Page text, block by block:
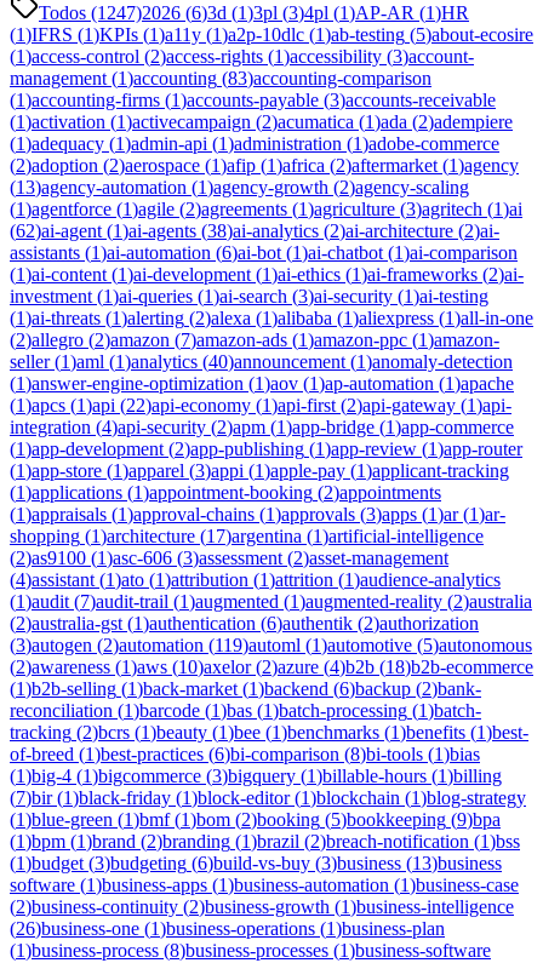
Todos (1247)2026 (6)3d (1)3pl (3)4pl (1)AP-AR (1)HR
(1)IFRS (1)KPIs (1)a11y (1)a2p-10dlc (1)ab-testing (5)about-ecosire
(1)access-control (2)access-rights (1)accessibility (3)account-
management (1)accounting (83)accounting-comparison
(1)accounting-firms (1)accounts-payable (3)accounts-receivable
(1)activation (1)activecampaign (2)acumatica (1)ada (2)adempiere
(1)adequacy (1)admin-api (1)administration (1)adobe-commerce
(2)adoption (2)aerospace (1)afip (1)africa (2)aftermarket (1)agency
(13)agency-automation (1)agency-growth (2)agency-scaling
(1)agentforce (1)agile (2)agreements (1)agriculture (3)agritech (1)ai
(62)ai-agent (1)ai-agents (38)ai-analytics (2)ai-architecture (2)ai-
assistants (1)ai-automation (6)ai-bot (1)ai-chatbot (1)ai-comparison
(1)ai-content (1)ai-development (1)ai-ethics (1)ai-frameworks (2)ai-
investment (1)ai-queries (1)ai-search (3)ai-security (1)ai-testing
(1)ai-threats (1)alerting (2)alexa (1)alibaba (1)aliexpress (1)all-in-one
(2)allegro (2)amazon (7)amazon-ads (1)amazon-ppc (1)amazon-
seller(1)aml (1)analytics (40)announcement (1)anomaly-detection
(1)answer-engine-optimization (1)aov (1)ap-automation (1)apache
(1)apcs (1)api (22)api-economy (1)api-first (2)api-gateway (1)api-
integration (4)api-security (2)apm (1)app-bridge (1)app-commerce
(1)app-development (2)app-publishing (1)app-review (1)app-router
(1)app-store (1)apparel (3)appi (1)apple-pay (1)applicant-tracking
(1)applications (1)appointment-booking (2)appointments
(1)appraisals (1)approval-chains (1)approvals (3)apps (1)ar(1)ar-
shopping (1)architecture (17)argentina (1)artificial-intelligence
(2)as9100 (1)asc-606 (3)assessment (2)asset-management
(4)assistant (1)ato (1)attribution (1)attrition (1)audience-analytics
(1)audit (7)audit-trail (1)augmented (1)augmented-reality (2)australia
(2)australia-gst (1)authentication (6)authentik (2)authorization
(3)autogen (2)automation (119)automl (1)automotive (5)autonomous
(2)awareness (1)aws (10)axelor(2)azure (4)b2b (18)b2b-ecommerce
(1)b2b-selling (1)back-market (1)backend (6)backup (2)bank-
reconciliation (1)barcode (1)bas (1)batch-processing (1)batch-
tracking (2)bcrs (1)beauty (1)bee (1)benchmarks (1)benefits (1)best-
of-breed (1)best-practices (6)bi-comparison (8)bi-tools (1)bias
(1)big-4 (1)bigcommerce (3)bigquery (1)billable-hours (1)billing
(7)bir(1)black-friday (1)block-editor(1)blockchain (1)blog-strategy
(1)blue-green (1)bmf(1)bom (2)booking (5)bookkeeping (9)bpa
(1)bpm (1)brand (2)branding (1)brazil (2)breach-notification (1)bss
(1)budget (3)budgeting (6)build-vs-buy (3)business (13)business
software (1)business-apps (1)business-automation (1)business-case
(2)business-continuity (2)business-growth (1)business-intelligence
(26)business-one (1)business-operations (1)business-plan
(1)business-process (8)business-processes (1)business-software